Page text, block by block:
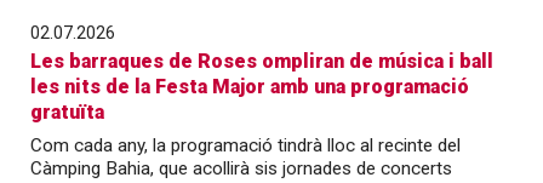
02.07.2026
Les barraques de Roses ompliran de música i ball
les nits de la Festa Major amb una programació
gratuïta
Com cada any, la programació tindrà lloc al recinte del
Càmping Bahia, que acollirà sis jornades de concerts